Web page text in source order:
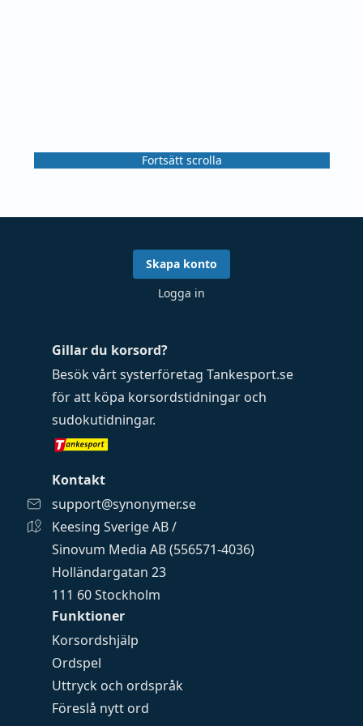
Fortsätt scrolla
Funktioner
Korsordshjälp
Ordspel
Uttryck och ordspråk
Föreslå nytt ord
Gillar du korsord?
Besök vårt systerföretag Tankesport.se
för att köpa korsordstidningar och
sudokutidningar.
Kontakt
support@synonymer.se
Keesing Sverige AB /
Sinovum Media AB (556571-4036)
Holländargatan 23
111 60 Stockholm
Skapa konto
Logga in